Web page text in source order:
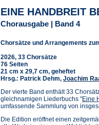
EINE HANDBREIT
Chorausgabe | Band 4
Chorsätze und Arrangements
2026, 33 Chorsätze
76 Seiten
21 cm x 29,7 cm, geheftet
Hrsg.: Patrick Dehm, Joachim
Der vierte Band enthält 33
gleichnamigen Liederbuchs "Eine
umfassende Sammlung von
Die Edition eröffnet einen